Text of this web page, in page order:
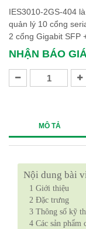
IES3010-2GS-404 là
quản lý 10 cổng
2 cổng Gigabit SFP
NHẬN BÁO
MÔ TẢ
Nội dung bài
1 Giới thiệu
2 Đặc trưng
3 Thông số kỹ
4 Các sản phẩm